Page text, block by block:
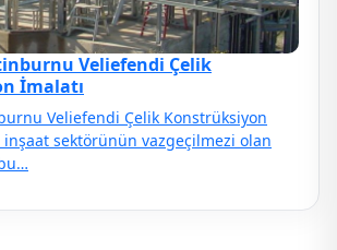
Veliefendi Çelik
İmalatı
Veliefendi Çelik Konstrüksiyon
sektörünün vazgeçilmezi olan